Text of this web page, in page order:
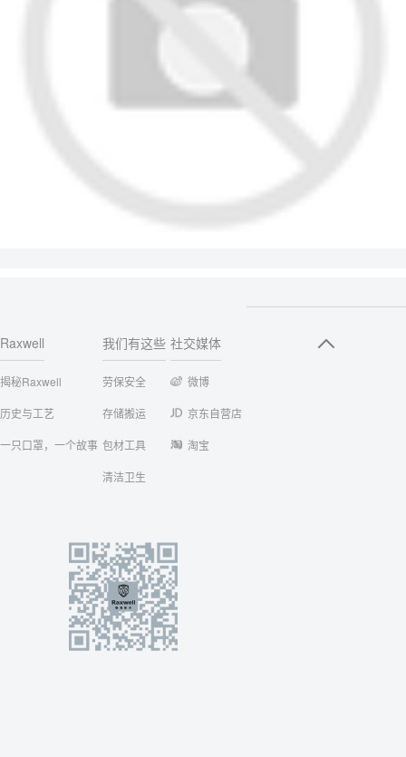
Raxwell
揭秘Raxwell
历史与工艺
一只口罩，一个故事
我们有这些
劳保安全
存储搬运
包材工具
清洁卫生
社交媒体
微博
京东自营店
淘宝